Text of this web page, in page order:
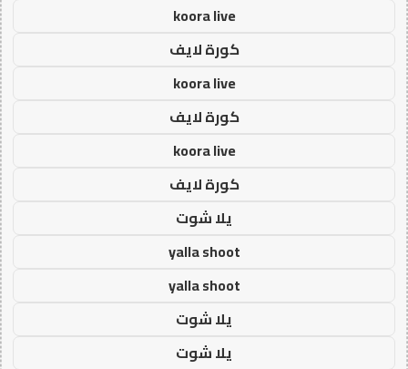
koora live
كورة لايف
koora live
كورة لايف
koora live
كورة لايف
يلا شوت
yalla shoot
yalla shoot
يلا شوت
يلا شوت